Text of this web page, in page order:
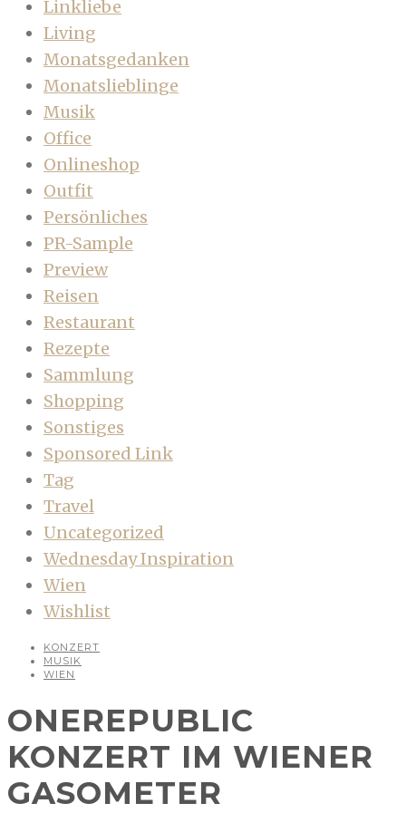
Linkliebe
Living
Monatsgedanken
Monatslieblinge
Musik
Office
Onlineshop
Outfit
Persönliches
PR-Sample
Preview
Reisen
Restaurant
Rezepte
Sammlung
Shopping
Sonstiges
Sponsored Link
Tag
Travel
Uncategorized
Wednesday Inspiration
Wien
Wishlist
KONZERT
MUSIK
WIEN
ONEREPUBLIC
KONZERT IM WIENER
GASOMETER